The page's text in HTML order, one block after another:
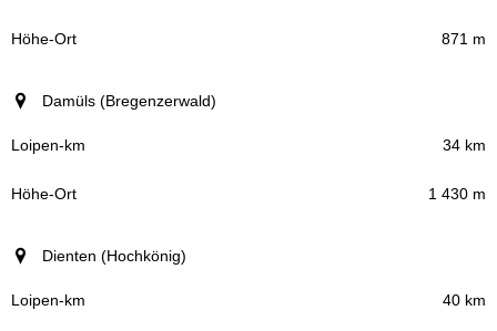
871 m
Damüls (Bregenzerwald)
34 km
1 430 m
Dienten (Hochkönig)
40 km